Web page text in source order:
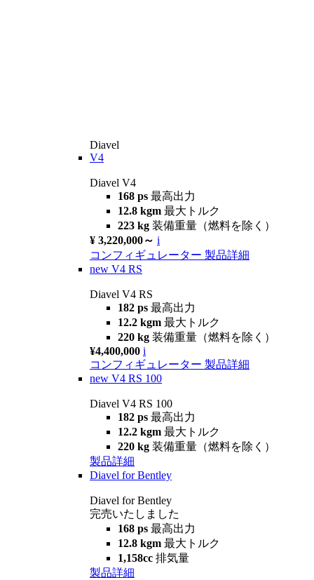
Diavel
V4
Diavel V4
168 ps 最高出力
12.8 kgm 最大トルク
223 kg 装備重量（燃料を除く）
¥ 3,220,000～ i
コンフィギュレーター 製品詳細
new V4 RS
Diavel V4 RS
182 ps 最高出力
12.2 kgm 最大トルク
220 kg 装備重量（燃料を除く）
¥4,400,000 i
コンフィギュレーター 製品詳細
new V4 RS 100
Diavel V4 RS 100
182 ps 最高出力
12.2 kgm 最大トルク
220 kg 装備重量（燃料を除く）
製品詳細
Diavel for Bentley
Diavel for Bentley
完売いたしました
168 ps 最高出力
12.8 kgm 最大トルク
1,158cc 排気量
製品詳細